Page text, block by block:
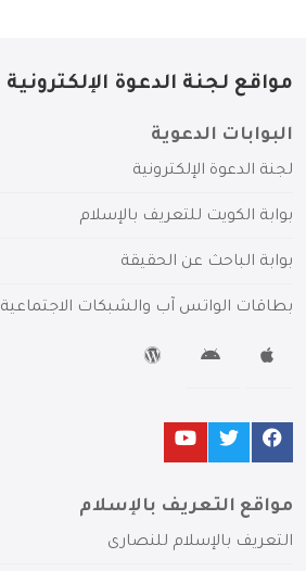
مواقع لجنة الدعوة الإلكترونية
البوابات الدعوية
لجنة الدعوة الإلكترونية
بوابة الكويت للتعريف بالإسلام
بوابة الباحث عن الحقيقة
بطاقات الواتس آب والشبكات الاجتماعية
مواقع التعريف بالإسلام
التعريف بالإسلام للنصارى